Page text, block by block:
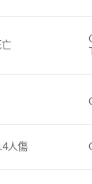
人傷